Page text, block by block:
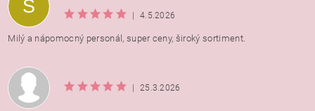
osobných údajov
S 4.5.2026
Milý a nápomocný personál, super ceny, široký sortiment.
25.3.2026